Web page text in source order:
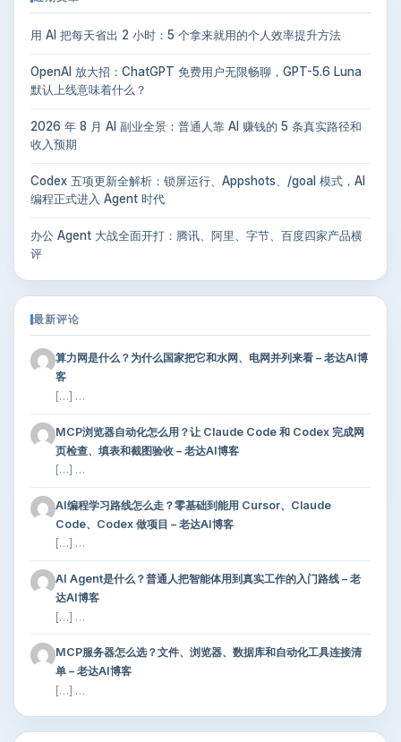
用 AI 把每天省出 2 小时：5 个拿来就用的个人效率提升方法
OpenAI 放大招：ChatGPT 免费用户无限畅聊，GPT-5.6 Luna
默认上线意味着什么？
2026 年 8 月 AI 副业全景：普通人靠 AI 赚钱的 5 条真实路径和
收入预期
Codex 五项更新全解析：锁屏运行、Appshots、/goal 模式，AI
编程正式进入 Agent 时代
办公 Agent 大战全面开打：腾讯、阿里、字节、百度四家产品横
评
最新评论
算力网是什么？为什么国家把它和水网、电网并列来看 – 老达AI博
客
[…] …
MCP浏览器自动化怎么用？让 Claude Code 和 Codex 完成网
页检查、填表和截图验收 – 老达AI博客
[…] …
AI编程学习路线怎么走？零基础到能用 Cursor、Claude
Code、Codex 做项目 – 老达AI博客
[…] …
AI Agent是什么？普通人把智能体用到真实工作的入门路线 – 老
达AI博客
[…] …
MCP服务器怎么选？文件、浏览器、数据库和自动化工具连接清
单 – 老达AI博客
[…] …